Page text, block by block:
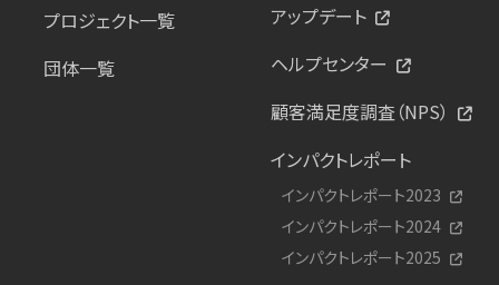
プロジェクト一覧
団体一覧
アップデート
ヘルプセンター
顧客満足度調査（NPS）
インパクトレポート
インパクトレポート2023
インパクトレポート2024
インパクトレポート2025